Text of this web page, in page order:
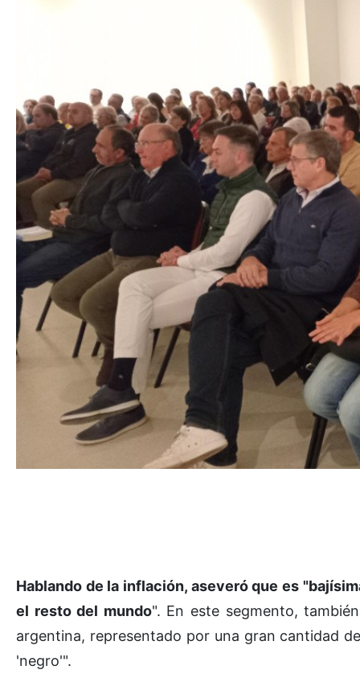
Hablando de la inflación, aseveró que es
el resto del mundo". En este segmento,
argentina, representado por una gran cantidad
'negro'".